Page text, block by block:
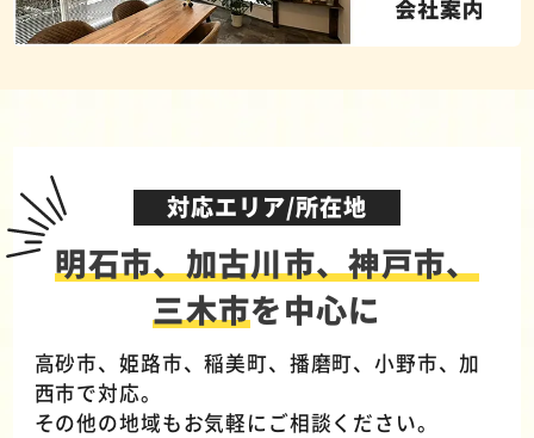
対応エリア/所在地
明石市、加古川市、神戸市、
三木市を中心に
高砂市、姫路市、稲美町、播磨町、小野市、加
西市で対応。
その他の地域もお気軽にご相談ください。